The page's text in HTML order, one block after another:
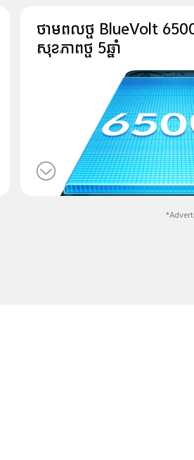
ថាមពលថ្ម BlueVolt
សុខភាពថ្ម 5ឆ្នាំ